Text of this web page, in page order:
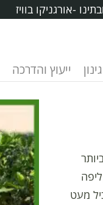
-אורגניקו בוויז
ייעוץ והדרכה
ביותר
מכיל מעט